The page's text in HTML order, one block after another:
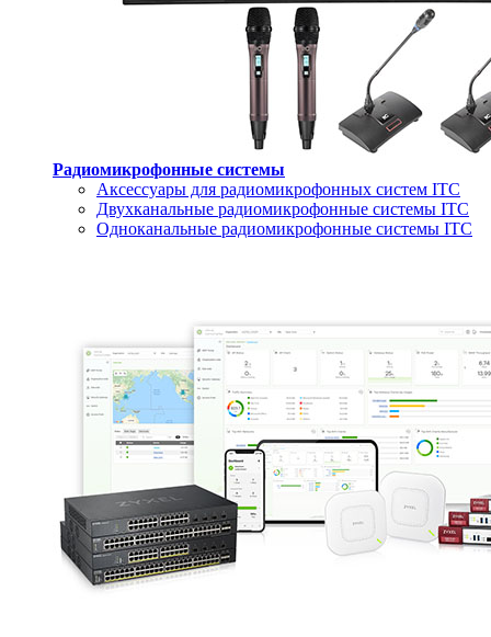
Радиомикрофонные системы
Аксессуары для радиомикрофонных систем ITC
Двухканальные радиомикрофонные системы ITC
Одноканальные радиомикрофонные системы ITC